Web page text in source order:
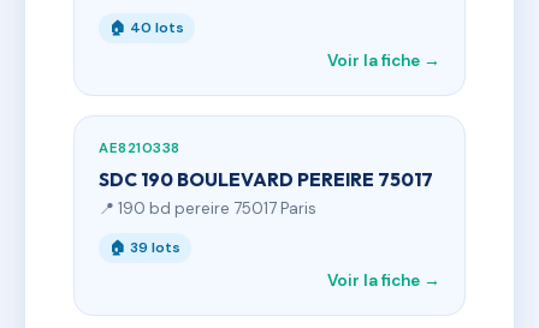
🏠 40 lots
Voir la fiche →
AE8210338
SDC 190 BOULEVARD PEREIRE 75017
📍 190 bd pereire 75017 Paris
🏠 39 lots
Voir la fiche →